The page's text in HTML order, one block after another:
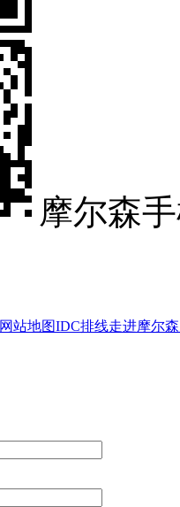
摩尔森
网站地图IDC排线走进摩尔森